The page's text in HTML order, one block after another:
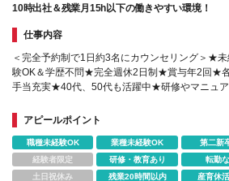
10時出社＆残業月15h以下の働きやすい環境！
仕事内容
＜完全予約制で1日約3名にカウンセリング＞★未
験OK＆学歴不問★完全週休2日制★賞与年2回★
手当充実★40代、50代も活躍中★研修やマニュア
アピールポイント
職種未経験OK 業種未経験OK 第二新
経験者限定
研修・教育あり 転勤
土日祝休み
残業20時間以内 産育休